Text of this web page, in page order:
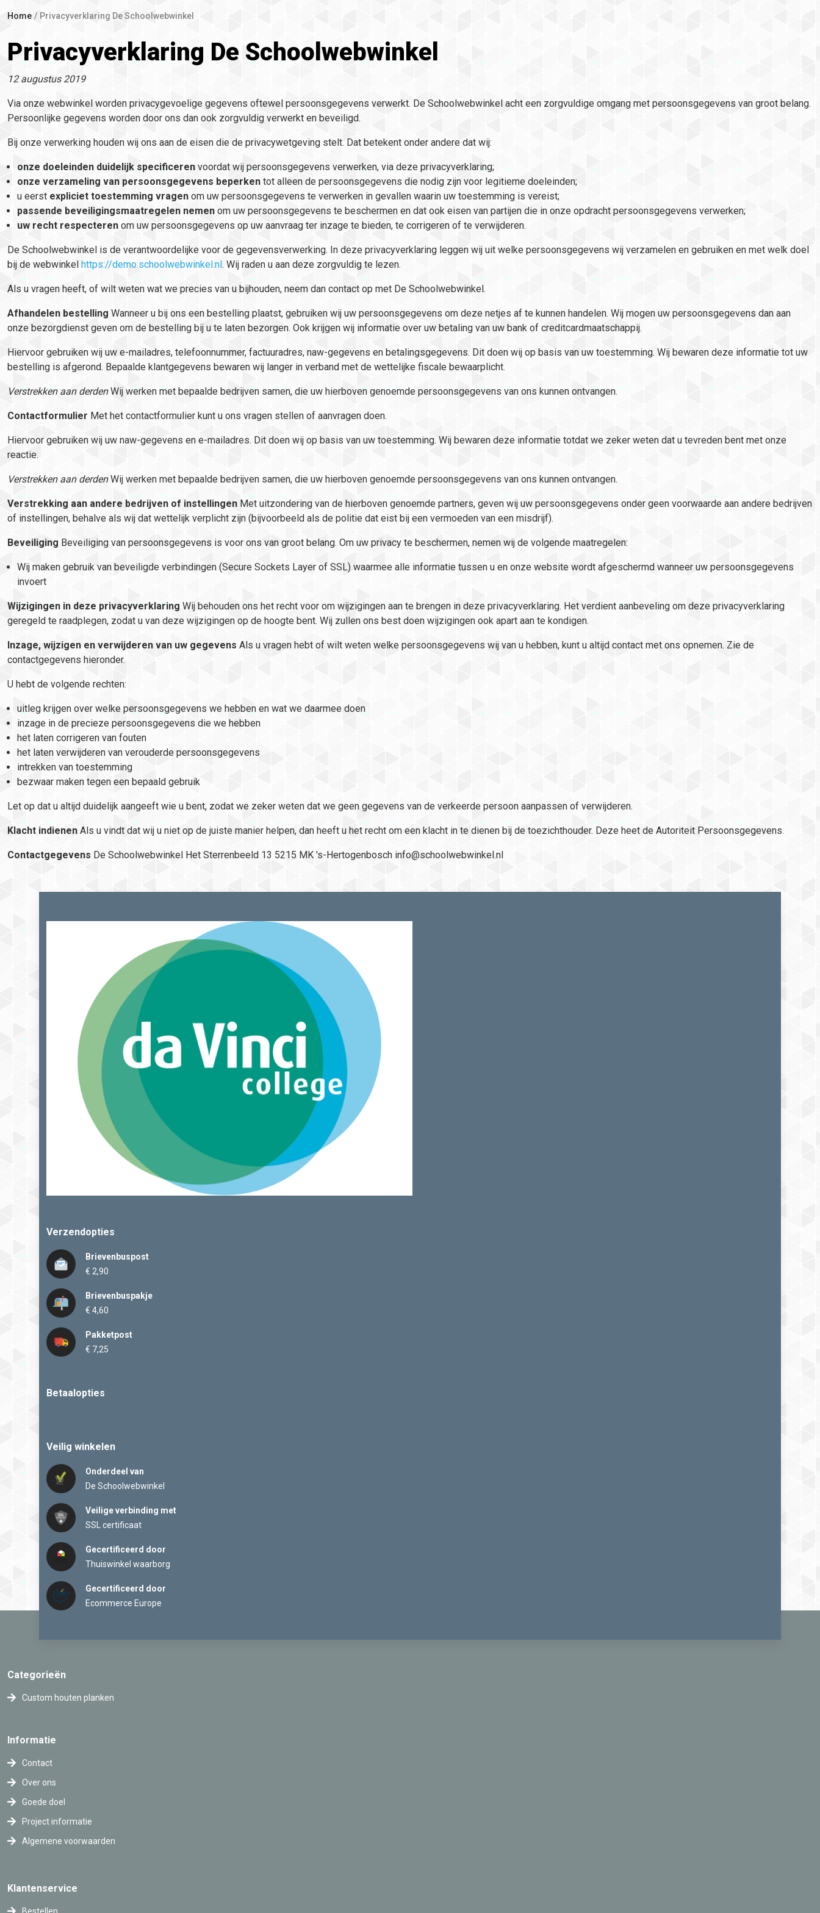
Home Privacyverklaring De Schoolwebwinkel
Privacyverklaring De Schoolwebwinkel
12 augustus 2019
Via onze webwinkel worden privacygevoelige gegevens oftewel persoonsgegevens verwerkt. De Schoolwebwinkel acht een zorgvuldige omgang met persoonsgegevens van groot belang.
Persoonlijke gegevens worden door ons dan ook zorgvuldig verwerkt en beveiligd.
Bij onze verwerking houden wij ons aan de eisen die de privacywetgeving stelt. Dat betekent onder andere dat wij:
onze doeleinden duidelijk specificeren voordat wij persoonsgegevens verwerken, via deze privacyverklaring;
onze verzameling van persoonsgegevens beperken tot alleen de persoonsgegevens die nodig zijn voor legitieme doeleinden;
u eerst expliciet toestemming vragen om uw persoonsgegevens te verwerken in gevallen waarin uw toestemming is vereist;
passende beveiligingsmaatregelen nemen om uw persoonsgegevens te beschermen en dat ook eisen van partijen die in onze opdracht persoonsgegevens verwerken;
uw recht respecteren om uw persoonsgegevens op uw aanvraag ter inzage te bieden, te corrigeren of te verwijderen.
De Schoolwebwinkel is de verantwoordelijke voor de gegevensverwerking. In deze privacyverklaring leggen wij uit welke persoonsgegevens wij verzamelen en gebruiken en met welk doel
bij de webwinkel https://demo.schoolwebwinkel.nl. Wij raden u aan deze zorgvuldig te lezen.
Als u vragen heeft, of wilt weten wat we precies van u bijhouden, neem dan contact op met De Schoolwebwinkel.
Afhandelen bestelling Wanneer u bij ons een bestelling plaatst, gebruiken wij uw persoonsgegevens om deze netjes af te kunnen handelen. Wij mogen uw persoonsgegevens dan aan
onze bezorgdienst geven om de bestelling bij u te laten bezorgen. Ook krijgen wij informatie over uw betaling van uw bank of creditcardmaatschappij.
Hiervoor gebruiken wij uw e-mailadres, telefoonnummer, factuuradres, naw-gegevens en betalingsgegevens. Dit doen wij op basis van uw toestemming. Wij bewaren deze informatie tot uw
bestelling is afgerond. Bepaalde klantgegevens bewaren wij langer in verband met de wettelijke fiscale bewaarplicht.
Verstrekken aan derdenWij werken met bepaalde bedrijven samen, die uw hierboven genoemde persoonsgegevens van ons kunnen ontvangen.
Contactformulier Met het contactformulier kunt u ons vragen stellen of aanvragen doen.
Hiervoor gebruiken wij uw naw-gegevens en e-mailadres. Dit doen wij op basis van uw toestemming. Wij bewaren deze informatie totdat we zeker weten dat u tevreden bent met onze
reactie.
Verstrekken aan derdenWij werken met bepaalde bedrijven samen, die uw hierboven genoemde persoonsgegevens van ons kunnen ontvangen.
Verstrekking aan andere bedrijven of instellingen Met uitzondering van de hierboven genoemde partners, geven wij uw persoonsgegevens onder geen voorwaarde aan andere bedrijven
of instellingen, behalve als wij dat wettelijk verplicht zijn (bijvoorbeeld als de politie dat eist bij een vermoeden van een misdrijf).
Beveiliging Beveiliging van persoonsgegevens is voor ons van groot belang. Om uw privacy te beschermen, nemen wij de volgende maatregelen:
Wij maken gebruik van beveiligde verbindingen (Secure Sockets Layer of SSL) waarmee alle informatie tussen u en onze website wordt afgeschermd wanneer uw persoonsgegevens
invoert
Wijzigingen in deze privacyverklaring Wij behouden ons het recht voor om wijzigingen aan te brengen in deze privacyverklaring. Het verdient aanbeveling om deze privacyverklaring
geregeld te raadplegen, zodat u van deze wijzigingen op de hoogte bent. Wij zullen ons best doen wijzigingen ook apart aan te kondigen.
Inzage, wijzigen en verwijderen van uw gegevens Als u vragen hebt of wilt weten welke persoonsgegevens wij van u hebben, kunt u altijd contact met ons opnemen. Zie de
contactgegevens hieronder.
U hebt de volgende rechten:
uitleg krijgen over welke persoonsgegevens we hebben en wat we daarmee doen
inzage in de precieze persoonsgegevens die we hebben
het laten corrigeren van fouten
het laten verwijderen van verouderde persoonsgegevens
intrekken van toestemming
bezwaar maken tegen een bepaald gebruik
Let op dat u altijd duidelijk aangeeft wie u bent, zodat we zeker weten dat we geen gegevens van de verkeerde persoon aanpassen of verwijderen.
Klacht indienen Als u vindt dat wij u niet op de juiste manier helpen, dan heeft u het recht om een klacht in te dienen bij de toezichthouder. Deze heet de Autoriteit Persoonsgegevens.
Contactgegevens De Schoolwebwinkel Het Sterrenbeeld 13 5215 MK 's-Hertogenbosch info@schoolwebwinkel.nl
Verzendopties
Brievenbuspost
€ 2,90
Brievenbuspakje
€ 4,60
Pakketpost
€ 7,25
Betaalopties
Veilig winkelen
Onderdeel van
De Schoolwebwinkel
Veilige verbinding met
SSL certificaat
Gecertificeerd door
Thuiswinkel waarborg
Gecertificeerd door
Ecommerce Europe
Categorieën
Custom houten planken
Informatie
Contact
Over ons
Goede doel
Project informatie
Algemene voorwaarden
Klantenservice